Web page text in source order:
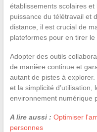
établissements scolaires
puissance du télétravail et
distance, il est crucial de
plateformes pour en tirer le
Adopter des outils
de manière continue et
autant de pistes à explorer.
et la simplicité
environnement numérique
A lire aussi : Optimiser
personnes